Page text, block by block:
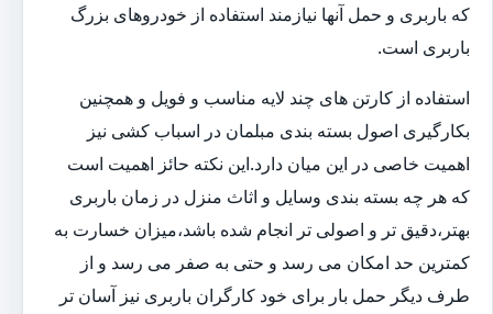
که باربری و حمل آنها نیازمند استفاده از خودروهای بزرگ
باربری است.
استفاده از کارتن های چند لایه مناسب و فویل و همچنین
بکارگیری اصول بسته بندی مبلمان در اسباب کشی نیز
اهمیت خاصی در این میان دارد.این نکته حائز اهمیت است
که هر چه بسته بندی وسایل و اثاث منزل در زمان باربری
بهتر،دقیق تر و اصولی تر انجام شده باشد،میزان خسارت به
کمترین حد امکان می رسد و حتی به صفر می رسد و از
طرف دیگر حمل بار برای خود کارگران باربری نیز آسان تر